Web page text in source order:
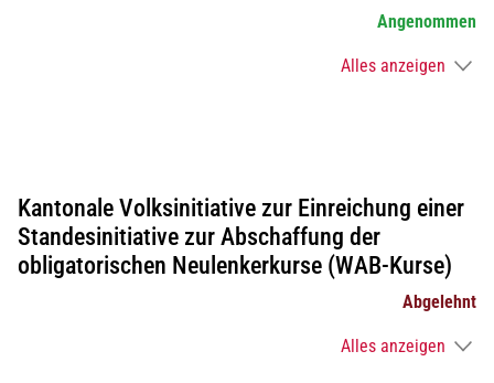
Angenommen
Alles anzeigen
Kantonale Volksinitiative zur Einreichung einer
Standesinitiative zur Abschaffung der
obligatorischen Neulenkerkurse (WAB-Kurse)
Abgelehnt
Alles anzeigen